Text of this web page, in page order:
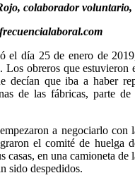
colaborador voluntario,
el día 25 de enero de
obreros que
decían que iba a haber
de las fábricas, parte
a negociarlo con
el comité de huelga
casas, en una camioneta
sido despedidos.